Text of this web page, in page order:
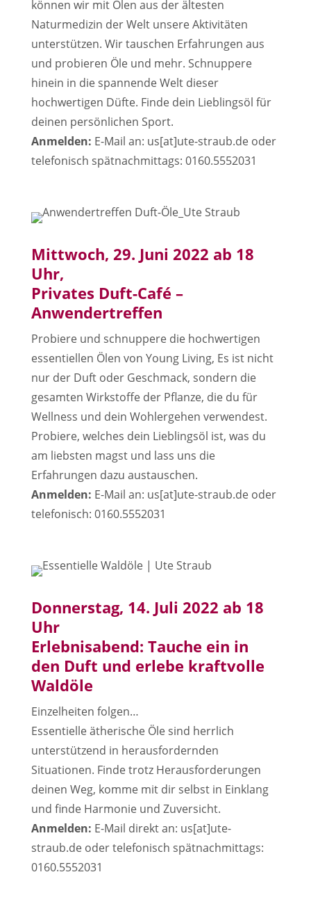
können wir mit Ölen aus der ältesten
Naturmedizin der Welt unsere Aktivitäten
unterstützen. Wir tauschen Erfahrungen aus
und probieren Öle und mehr. Schnuppere
hinein in die spannende Welt dieser
hochwertigen Düfte. Finde dein Lieblingsöl für
deinen persönlichen Sport.
Anmelden: E-Mail an: us[at]ute-straub.de oder
telefonisch spätnachmittags: 0160.5552031
Mittwoch, 29. Juni 2022 ab 18
Uhr,
Privates Duft-Café –
Anwendertreffen
Probiere und schnuppere die hochwertigen
essentiellen Ölen von Young Living, Es ist nicht
nur der Duft oder Geschmack, sondern die
gesamten Wirkstoffe der Pflanze, die du für
Wellness und dein Wohlergehen verwendest.
Probiere, welches dein Lieblingsöl ist, was du
am liebsten magst und lass uns die
Erfahrungen dazu austauschen.
Anmelden: E-Mail an: us[at]ute-straub.de oder
telefonisch: 0160.5552031
Donnerstag, 14. Juli 2022 ab 18
Uhr
Erlebnisabend: Tauche ein in
den Duft und erlebe kraftvolle
Waldöle
Einzelheiten folgen…
Essentielle ätherische Öle sind herrlich
unterstützend in herausfordernden
Situationen. Finde trotz Herausforderungen
deinen Weg, komme mit dir selbst in Einklang
und finde Harmonie und Zuversicht.
Anmelden: E-Mail direkt an: us[at]ute-
straub.de oder telefonisch spätnachmittags:
0160.5552031